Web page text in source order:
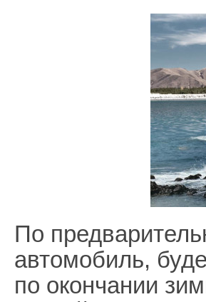
По
автомобиль,
по окончании